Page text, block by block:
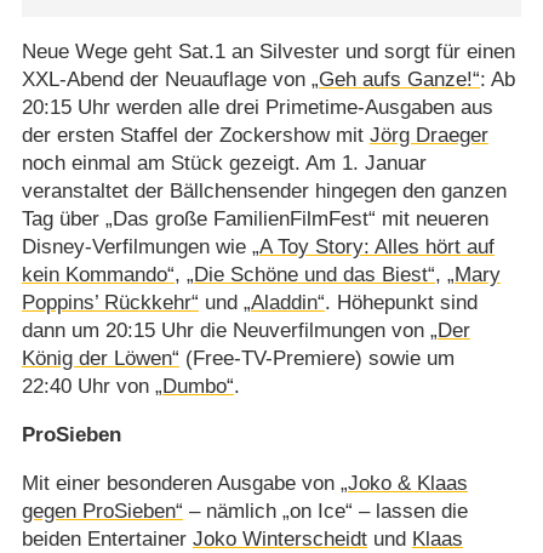
Neue Wege geht Sat.1 an Silvester und sorgt für einen
XXL-Abend der Neuauflage von „Geh aufs Ganze!“: Ab
20:15 Uhr werden alle drei Primetime-Ausgaben aus
der ersten Staffel der Zockershow mit Jörg Draeger
noch einmal am Stück gezeigt. Am 1. Januar
veranstaltet der Bällchensender hingegen den ganzen
Tag über „Das große FamilienFilmFest“ mit neueren
Disney-Verfilmungen wie „A Toy Story: Alles hört auf
kein Kommando“, „Die Schöne und das Biest“, „Mary
Poppins’ Rückkehr“ und „Aladdin“. Höhepunkt sind
dann um 20:15 Uhr die Neuverfilmungen von „Der
König der Löwen“ (Free-TV-Premiere) sowie um
22:40 Uhr von „Dumbo“.
ProSieben
Mit einer besonderen Ausgabe von „Joko & Klaas
gegen ProSieben“ – nämlich „on Ice“ – lassen die
beiden Entertainer Joko Winterscheidtund Klaas